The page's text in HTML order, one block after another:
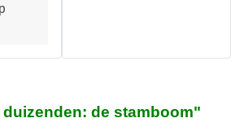
de stamboom"